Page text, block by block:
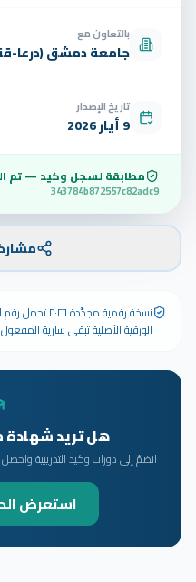
بالتعاون مع
جامعة دمشق (درعا-
تاريخ الإصدار
9 أيار 2026
مطابقة لسجل وكيد — تم
343784b872557c82adc9
نسخة رقمية
الورقية الأصلية تبقى سارية المفعول.
هل تريد
انضمّ إلى دورات وكيد التدريبية
استعرض